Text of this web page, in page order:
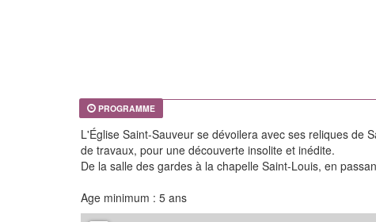
PROGRAMME
L'Église Saint-Sauveur se dévoilera avec ses reliques de
de travaux, pour une découverte insolite et inédite.
De la salle des gardes à la chapelle Saint-Louis, en
Age minimum : 5 ans